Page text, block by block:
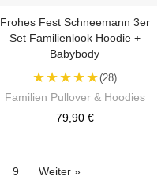
Frohes Fest Schneemann 3er
Set Familienlook Hoodie +
Babybody
★★★★★(28)
Familien Pullover & Hoodies
79,90 €
9 Weiter »